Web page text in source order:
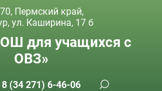
Пермский край,
ул. Каширина, 17 б
для учащихся с
ОВЗ»
8 (34 271) 6-46-06